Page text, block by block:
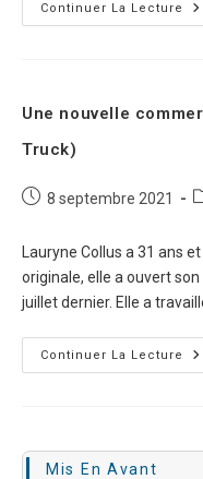
Continuer La Lecture
Une nouvelle
Truck)
8 septembre 2021
Lauryne Collus a 31 ans
originale, elle a ouvert
juillet dernier. Elle a
Continuer La Lecture
Mis En Avant